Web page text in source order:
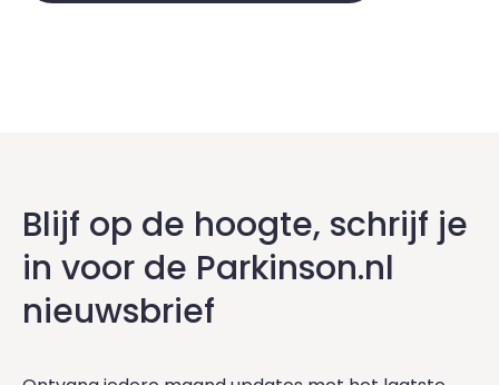
Blijf op de hoogte, schrijf je
in voor de Parkinson.nl
nieuwsbrief